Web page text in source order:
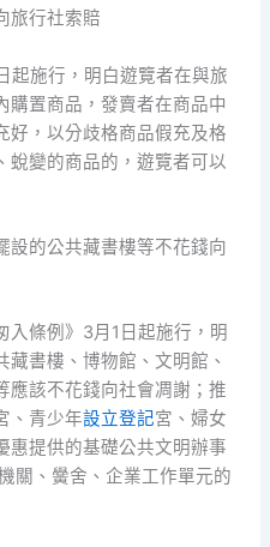
行社索賠
施行，明白遊覽者在與旅
購置商品，發賣者在商品中
好，以分歧格商品假充及格
蛻變的商品的，遊覽者可以
的公共藏書樓等不花錢向
條例》3月1日起施行，明
書樓、博物館、文明館、
應該不花錢向社會凋謝；推
、青少年設立登記宮、婦女
惠提供的基礎公共文明辦事
關、黌舍、企業工作單元的